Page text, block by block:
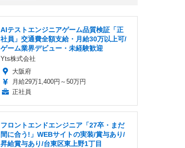
AIテストエンジニアゲーム品質検証「正
社員」交通費全額支給・月給30万以上可/
ゲーム業界デビュー・未経験歓迎
Yts株式会社
大阪府
月給29万1,400円～50万円
正社員
フロントエンドエンジニア「27卒・まだ
間に合う!」WEBサイトの実装/賞与あり/
昇給賞与あり/台東区東上野1丁目